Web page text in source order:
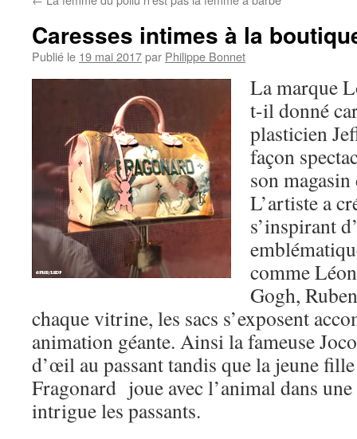
Caresses intimes à la
Publié le 19 mai 2017par Philippe Bonnet
La marque
t-il donné
plasticien
façon
son
L’artiste a
s’inspirant
comme
Gogh,
chaque vitrine, les sacs s’exposent
animation géante. Ainsi la fameuse
d’œil au passant tandis que la jeune
Fragonard joue avec l’animal dans
intrigue les passants.